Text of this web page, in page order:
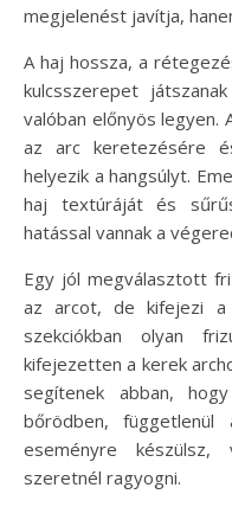
megjelenést javítja,
A haj hossza, a
kulcsszerepet
valóban előnyös legyen.
az arc keretezésére
helyezik a hangsúlyt.
haj textúráját és
hatással vannak a
Egy jól megválasztott
az arcot, de kifejezi a
szekciókban olyan
kifejezetten a kerek
segítenek abban,
bőrödben,
eseményre készülsz,
szeretnél ragyogni.